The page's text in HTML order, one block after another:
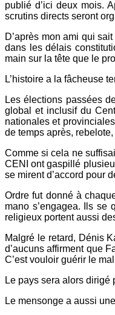
publié d’ici deux mois.
scrutins directs seront
D’après mon ami qui
dans les délais
main sur la tête que le
L’histoire a la fâcheuse
Les élections passées
global et inclusif du
nationales et
de temps après,
Comme si cela ne
CENI ont gaspillé
se mirent d’accord pour
Ordre fut donné à
mano s’engagea. Ils se
religieux portent aussi
Malgré le retard, Dénis
d’aucuns affirment que
C’est vouloir guérir le
Le pays sera alors
Le mensonge a aussi